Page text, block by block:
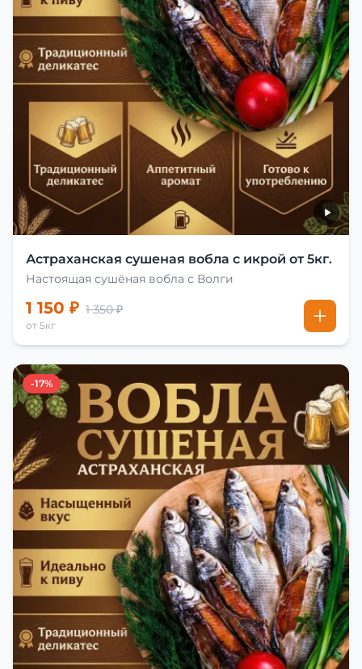
Астраханская сушеная вобла с икрой от 5кг.
Настоящая сушёная вобла с Волги
1 150 ₽ 1 350 ₽
от 5кг
-17%